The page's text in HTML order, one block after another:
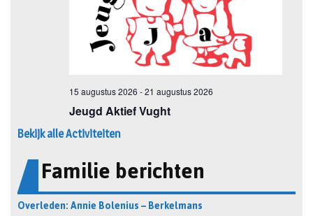
Bekijk alle Activiteiten
Familie berichten
Overleden: Annie Bolenius – Berkelmans